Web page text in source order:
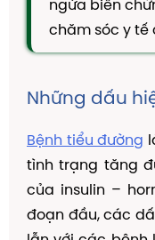
TAM THẤT MẬT ONG
CAO DÂY THÌA CANH
KIẾN THỨC
Kiến Thức Về Ho
Kiến Thức Về Dạ
Kiến Thức Về Đại
Kiến Thức Về Hà
ngừa biến
chăm sóc y tế
Những dấu
Bệnh tiểu đường
tình trạng tăng
của insulin –
đoạn đầu, các